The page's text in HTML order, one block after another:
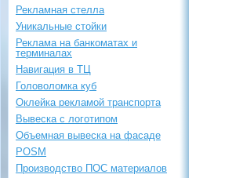
Рекламная стелла
Уникальные стойки
Реклама на банкоматах и
терминалах
Навигация в ТЦ
Головоломка куб
Оклейка рекламой транспорта
Вывеска с логотипом
Объемная вывеска на фасаде
POSM
Производство ПОС материалов